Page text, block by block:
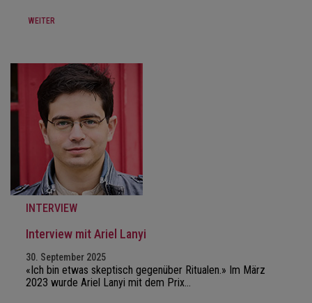
WEITER
INTERVIEW
Interview mit Ariel Lanyi
30. September 2025
«Ich bin etwas skeptisch gegenüber Ritualen.» Im März
2023 wurde Ariel Lanyi mit dem Prix…